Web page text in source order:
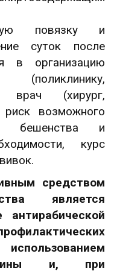
повязку и
суток после
в организацию
(поликлинику,
врач (хирург,
риск возможного
бешенства и
курс
средством
является
антирабической
и, при